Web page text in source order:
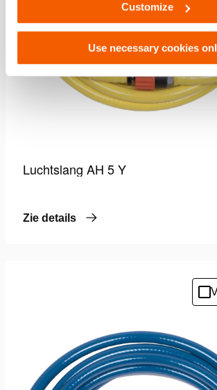
Customize
Use necessary cookies
Luchtslang AH 5 Y
Zie details